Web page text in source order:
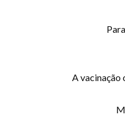
A vacinação